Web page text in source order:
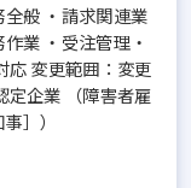
般 ・請求関連業
業 ・受注管理・
応 変更範囲：変更
企業 （障害者雇
］）